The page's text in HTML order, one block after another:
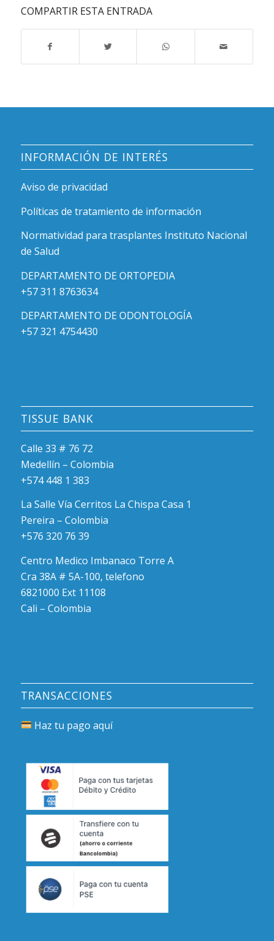
COMPARTIR ESTA ENTRADA
INFORMACIÓN DE INTERÉS
Aviso de privacidad
Políticas de tratamiento de información
Normatividad para trasplantes Instituto Nacional
de Salud
DEPARTAMENTO DE ORTOPEDIA
+57 311 8763634
DEPARTAMENTO DE ODONTOLOGÍA
+57 321 4754430
TISSUE BANK
Calle 33 # 76 72
Medellín – Colombia
+574 448 1 383
La Salle Vía Cerritos La Chispa Casa 1
Pereira – Colombia
+576 320 76 39
Centro Medico Imbanaco Torre A
Cra 38A # 5A-100, telefono
6821000 Ext 11108
Cali – Colombia
TRANSACCIONES
Haz tu pago aquí